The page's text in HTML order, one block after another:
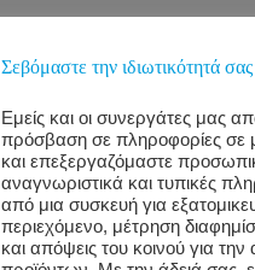
Σεβόμαστε την ιδιωτικότητά σας
Εμείς και οι συνεργάτες μας
πρόσβαση σε πληροφορίες σε
και επεξεργαζόμαστε
αναγνωριστικά και τυπικές
από μια συσκευή για
περιεχόμενο, μέτρηση
και απόψεις του κοινού για